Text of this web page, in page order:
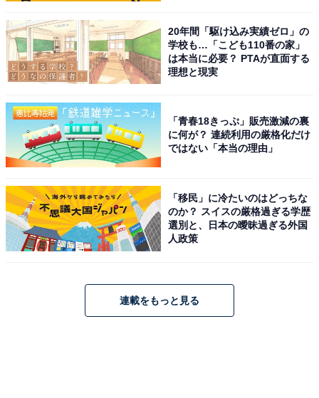
1位に選ばれたのは『相棒 season24』（テレビ朝日系）
月にスタートしています。
シリーズ誕生25周年となり、今作でも警視庁特命係の杉
大人気となり、高い評価を得ているドラマです。
20年間「駆け込み実績ゼロ」の
学校も…「こども110番の家」
は本当に必要？ PTAが直面する
理想と現実
「青春18きっぷ」販売激減の裏
に何が？ 連続利用の厳格化だけ
ではない「本当の理由」
「移民」に冷たいのはどっちな
のか？ スイスの厳格過ぎる学歴
選別と、日本の曖昧過ぎる外国
人政策
連載をもっと見る